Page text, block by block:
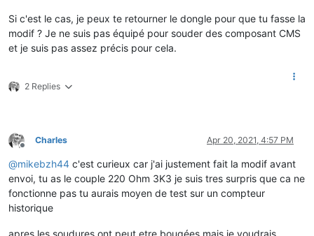
Si c'est le cas, je peux te retourner le dongle pour que tu fasse la
modif ? Je ne suis pas équipé pour souder des composant CMS
et je suis pas assez précis pour cela.
2 Replies
Offline
Charles Apr 20, 2021, 4:57 PM
@mikebzh44 c'est curieux car j'ai justement fait la modif avant
envoi, tu as le couple 220 Ohm 3K3 je suis tres surpris que ca ne
fonctionne pas tu aurais moyen de test sur un compteur
historique